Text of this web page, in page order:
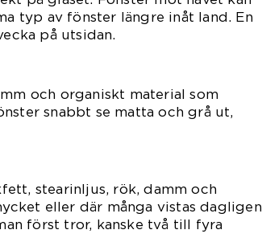
typ av fönster längre inåt land. En
på utsidan.
och organiskt material som
snabbt se matta och grå ut,
stearinljus, rök, damm och
eller där många vistas dagligen
först tror, kanske två till fyra